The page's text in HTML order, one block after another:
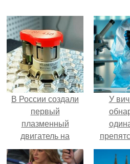
В России создали
первый
плазменный
двигатель на
криптоне.
У